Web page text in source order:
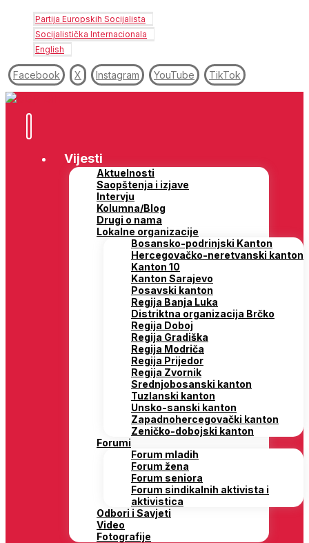
Partija Europskih Socijalista
Socijalistička Internacionala
English
Facebook X Instagram YouTube TikTok
Vijesti
Aktuelnosti
Saopštenja i izjave
Intervju
Kolumna/Blog
Drugi o nama
Lokalne organizacije
Bosansko-podrinjski Kanton
Hercegovačko-neretvanski kanton
Kanton 10
Kanton Sarajevo
Posavski kanton
Regija Banja Luka
Distriktna organizacija Brčko
Regija Doboj
Regija Gradiška
Regija Modriča
Regija Prijedor
Regija Zvornik
Srednjobosanski kanton
Tuzlanski kanton
Unsko-sanski kanton
Zapadnohercegovački kanton
Zeničko-dobojski kanton
Forumi
Forum mladih
Forum žena
Forum seniora
Forum sindikalnih aktivista i
aktivistica
Odbori i Savjeti
Video
Fotografije